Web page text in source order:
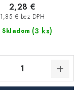
Skladom (3 ks)
1,85 € bez DPH
2,28 €